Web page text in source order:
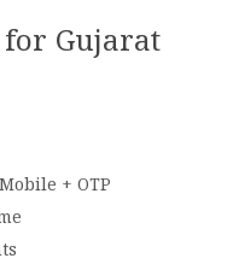
Gujarat
+ OTP